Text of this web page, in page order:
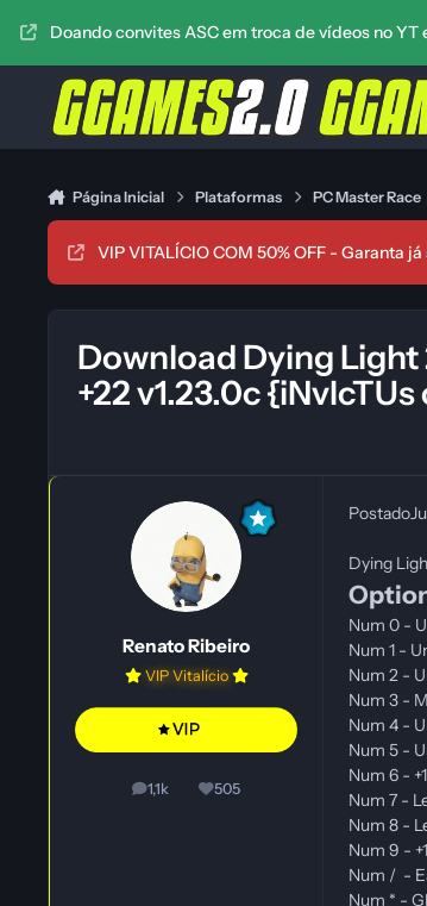
Doando convites ASC em troca de vídeos no YT
Página Inicial Plataformas PC Master Race
VIP VITALÍCIO COM 50% OFF - Garanta
Download Dying
+22 v1.23.0c
Renato Ribeiro
VIP Vitalício
1,1k
posts 505
Reputação
Postado
Dying
Num 0 -
Num 1 -
Num 2 -
Num 3 -
Num 4 -
Num 5 -
Num 6 -
Num 7 -
Num 8 -
Num 9 -
Num / -
Num * -